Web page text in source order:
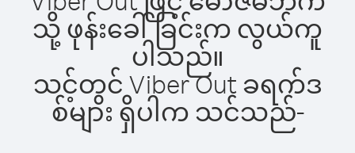
သို့ ဖုန်းခေါ်ခြင်းက လွယ်ကူ
ပါသည်။
သင့်တွင် Viber Out ခရက်ဒ
စ်များ ရှိပါက သင်သည်-